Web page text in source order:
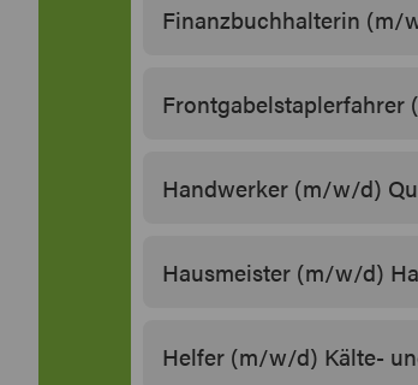
Finanzbuchhalterin (m/
Frontgabelstaplerfahrer
Handwerker (m/w/d)
Hausmeister (m/w/d)
Helfer (m/w/d) Kälte-